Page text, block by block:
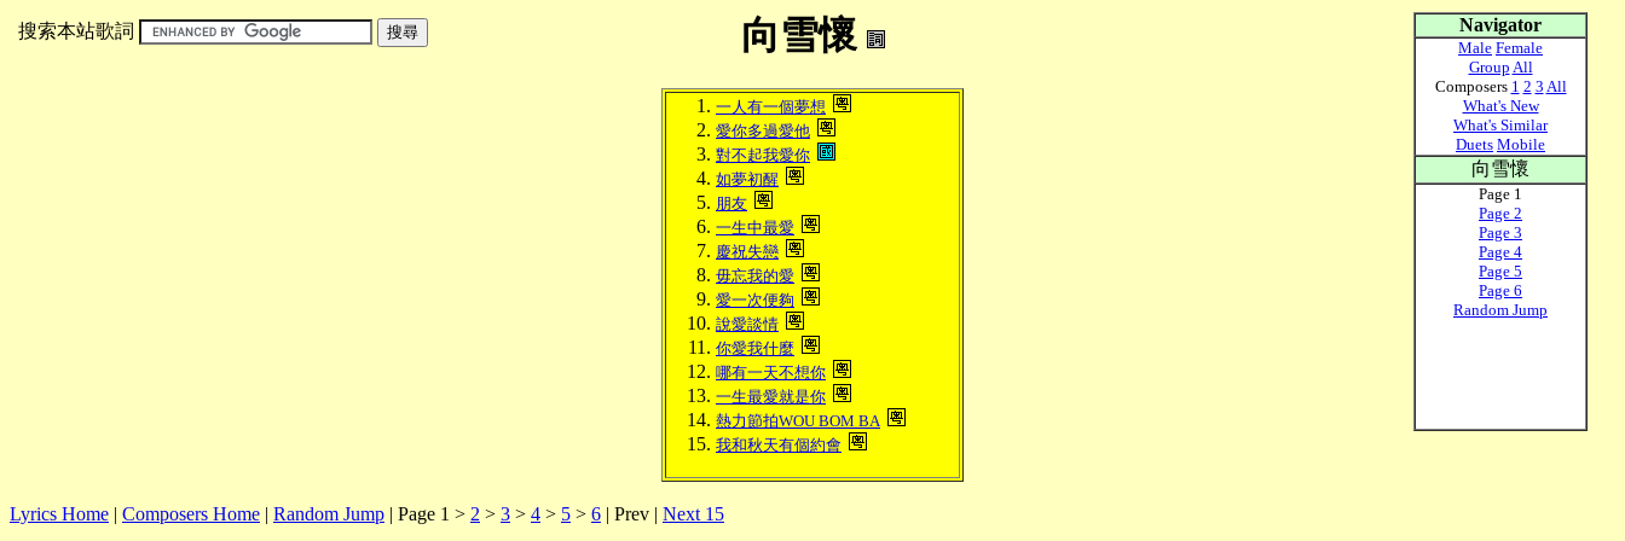
向雪懷
搜索本站歌詞
一人有一個夢想
愛你多過愛他
對不起我愛你
如夢初醒
朋友
一生中最愛
慶祝失戀
毋忘我的愛
愛一次便夠
說愛談情
你愛我什麼
哪有一天不想你
一生最愛就是你
熱力節拍WOU BOM BA
我和秋天有個約會
Lyrics Home | Composers Home | Random Jump | Page 1 > 2 > 3 > 4 > 5 > 6 | Prev | Next 15
Navigator
Male Female
Group All
Composers 1 2 3 All
What's New
What's Similar
Duets Mobile
向雪懷
Page 1
Page 2
Page 3
Page 4
Page 5
Page 6
Random Jump